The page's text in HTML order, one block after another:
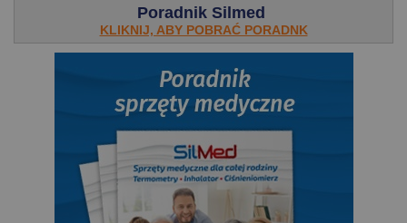
Poradnik Silmed
KLIKNIJ, ABY POBRAĆ PORADNK